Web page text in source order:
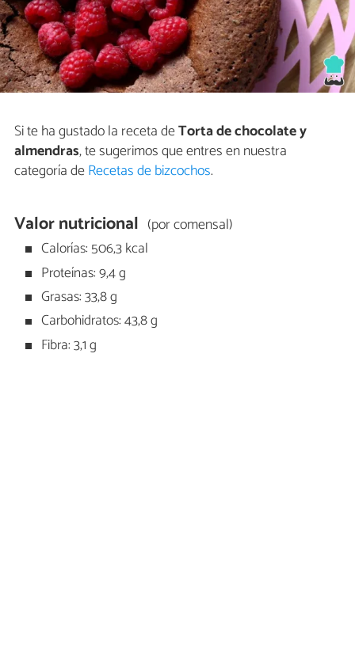
Si te ha gustado la receta deTorta de chocolate y
almendras, te sugerimos que entres en nuestra
categoría deRecetas de bizcochos.
Valor nutricional (por comensal)
Calorías: 506,3 kcal
Proteínas: 9,4 g
Grasas: 33,8 g
Carbohidratos: 43,8 g
Fibra: 3,1 g